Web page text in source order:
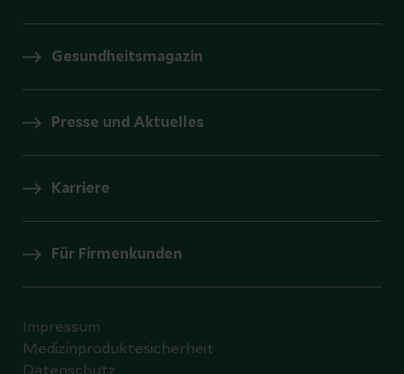
Gesundheitsmagazin
Presse und Aktuelles
Karriere
Für Firmenkunden
Impressum
Medizinproduktesicherheit
Datenschutz